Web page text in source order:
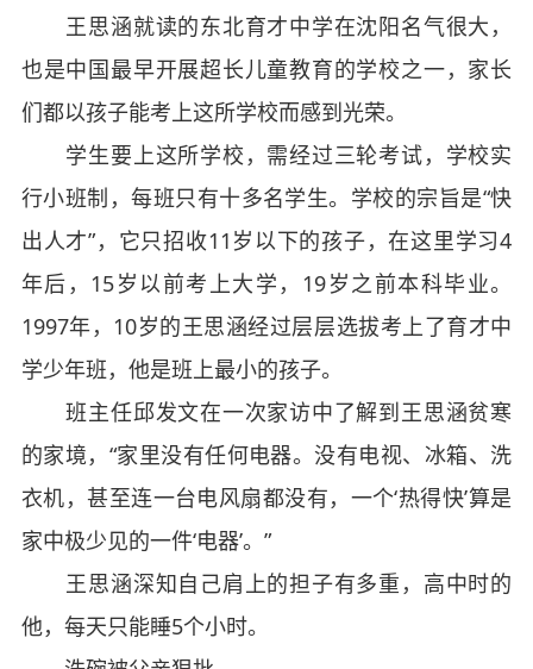
王思涵就读的东北育才中学在沈阳名气很大，
也是中国最早开展超长儿童教育的学校之一，家长
们都以孩子能考上这所学校而感到光荣。
学生要上这所学校，需经过三轮考试，学校实
行小班制，每班只有十多名学生。学校的宗旨是“快
出人才”，它只招收11岁以下的孩子，在这里学习4
年后，15岁以前考上大学，19岁之前本科毕业。
1997年，10岁的王思涵经过层层选拔考上了育才中
学少年班，他是班上最小的孩子。
班主任邱发文在一次家访中了解到王思涵贫寒
的家境，“家里没有任何电器。没有电视、冰箱、洗
衣机，甚至连一台电风扇都没有，一个‘热得快’算是
家中极少见的一件‘电器’。”
王思涵深知自己肩上的担子有多重，高中时的
他，每天只能睡5个小时。